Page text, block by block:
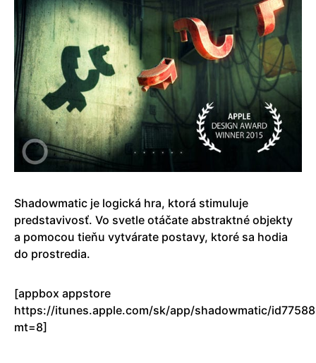
Shadowmatic je logická hra, ktorá stimuluje
predstavivosť. Vo svetle otáčate abstraktné objekty
a pomocou tieňu vytvárate postavy, ktoré sa hodia
do prostredia.
[appbox appstore
https://itunes.apple.com/sk/app/shadowmatic/
mt=8]